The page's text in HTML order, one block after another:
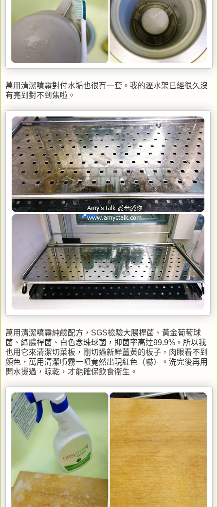
萬用清潔噴霧對付水垢也很有一套。我的瀝水架已經很久沒
有亮到對不到焦啦。
萬用清潔噴霧純鹼配方，SGS檢驗大腸桿菌、黃金葡萄球
菌、綠膿桿菌、白色念珠球菌，抑菌率高達99.9%。所以我
也用它來清潔切菜板，剛切過新鮮薑黃的板子，肉眼看不到
顏色，萬用清潔噴霧一噴竟然出現紅色（嚇）。洗完後再用
開水燙過，晾乾，才能確保飲食衛生。